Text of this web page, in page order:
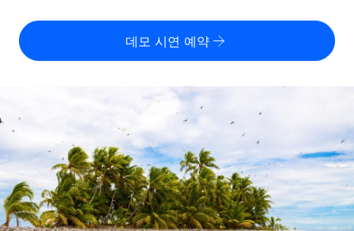
복잡한 고용 업무를 아웃소싱
인프라
Remote 통합
HR을 워크플로에 매끄럽게 통합
Remote와 다른 솔루션 비교
다른 업체들과 비교해보기
스타트업
성장하는 기업을 위한 민첩한 글로벌 HR 및 급여 솔루션
중견기업
맞춤형 HR 솔루션으로 팀 확장
국가별 총 인건비 계산
글로벌 계약직을 위한 통화 옵션과 지급 소요 시간 확인
REMOTE와 함께 배우기
리서치 및 가이드
사례 연구
한국어
English
Français
Deutsch
Español
로그인
데모 시연 예약